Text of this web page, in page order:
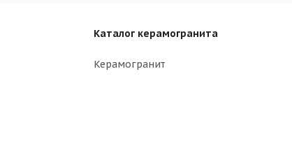
Каталог керамогранита
Керамогранит